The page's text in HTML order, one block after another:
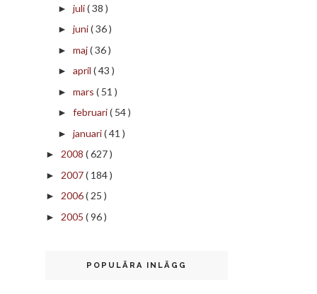
► juli( 38 )
► juni( 36 )
► maj( 36 )
► april ( 43 )
► mars ( 51 )
► februari( 54 )
► januari( 41 )
► 2008 ( 627 )
► 2007( 184 )
► 2006( 25 )
► 2005 ( 96 )
POPULÄRA INLÄGG